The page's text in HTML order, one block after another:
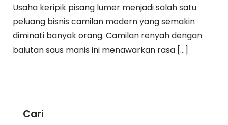
Usaha keripik pisang lumer menjadi salah satu
peluang bisnis camilan modern yang semakin
diminati banyak orang. Camilan renyah dengan
balutan saus manis ini menawarkan rasa […]
Cari